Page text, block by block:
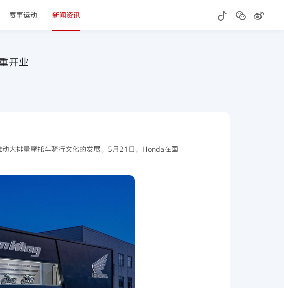
赛事运动 新闻资讯
开业
大排量摩托车骑行文化的发展。5月21日，Honda在国